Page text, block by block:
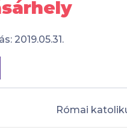
2019.05.31.
Római